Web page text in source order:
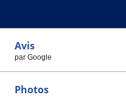
Avis
par Google
Photos